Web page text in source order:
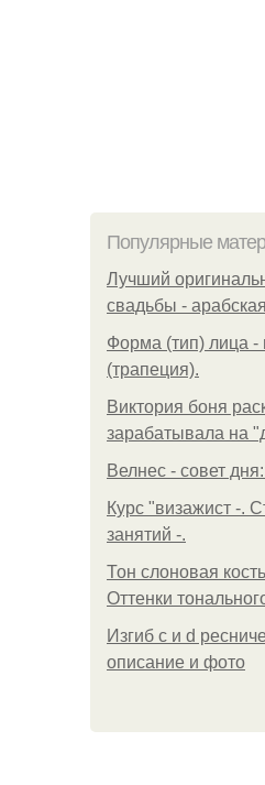
Популярные
Лучший
свадьбы -
Форма (тип) лица -
(трапеция).
Виктория боня
зарабатывала на
Велнес - совет
Курс "визажист -.
занятий -.
Тон слоновая
Оттенки
Изгиб c и d
описание и фото